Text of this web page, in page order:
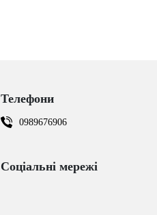
Телефони
0989676906
Соціальні мережі